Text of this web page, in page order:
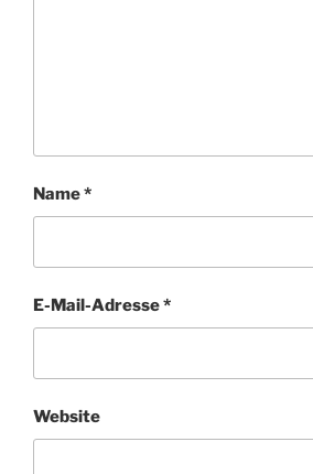
Name*
E-Mail-Adresse*
Website